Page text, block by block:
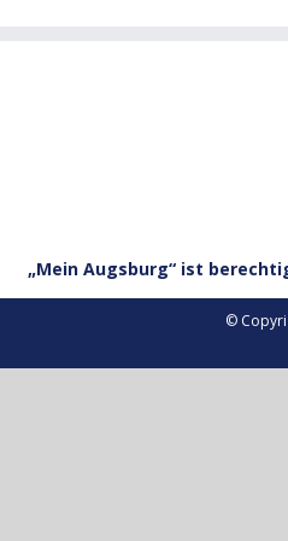
„Mein Augsburg“ ist
©